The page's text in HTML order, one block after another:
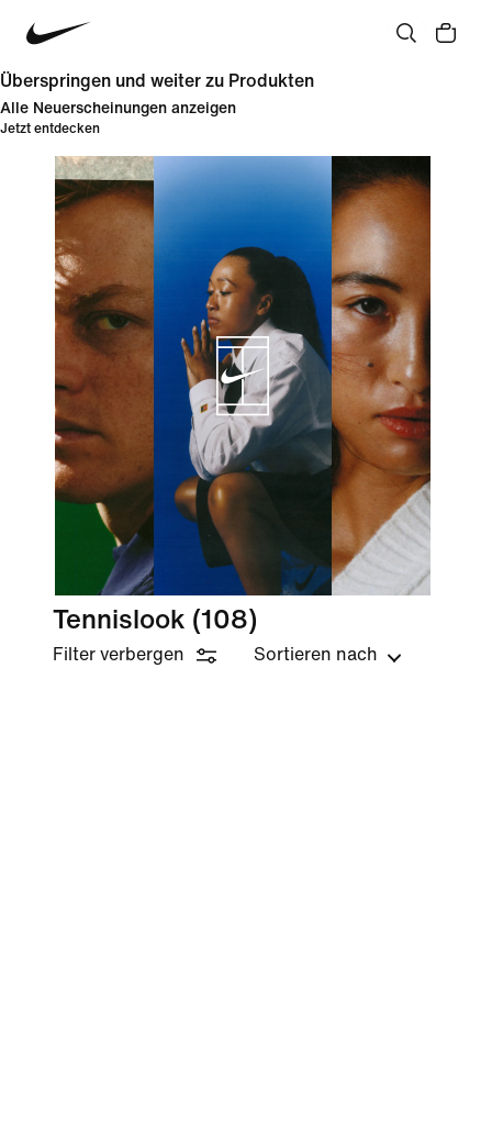
Überspringen und weiter zu Produkten
Alle Neuerscheinungen anzeigen
Jetzt entdecken
Tennislook (108)
Filter verbergen Sortieren nach